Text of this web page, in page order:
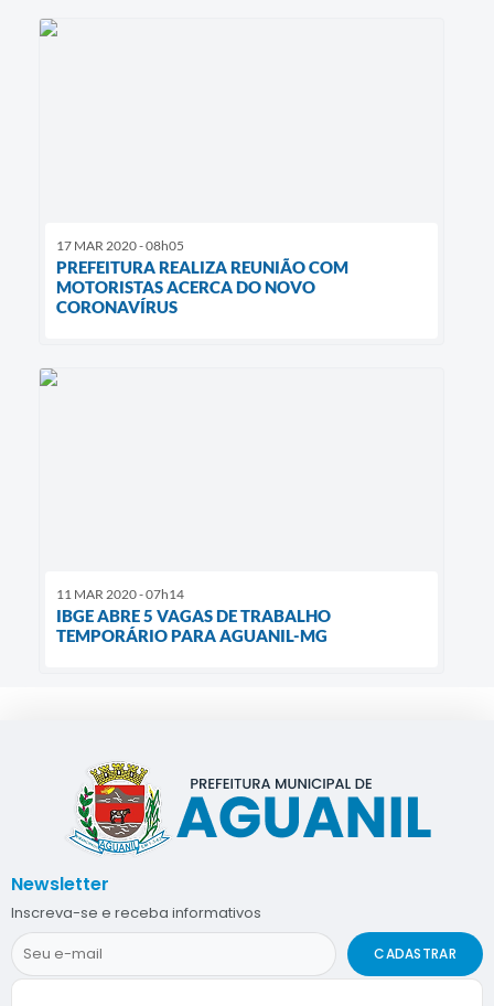
17 MAR 2020 - 08h05
PREFEITURA REALIZA REUNIÃO COM
MOTORISTAS ACERCA DO NOVO
CORONAVÍRUS
11 MAR 2020 - 07h14
IBGE ABRE 5 VAGAS DE TRABALHO
TEMPORÁRIO PARA AGUANIL-MG
Newsletter
Inscreva-se e receba informativos
CADASTRAR